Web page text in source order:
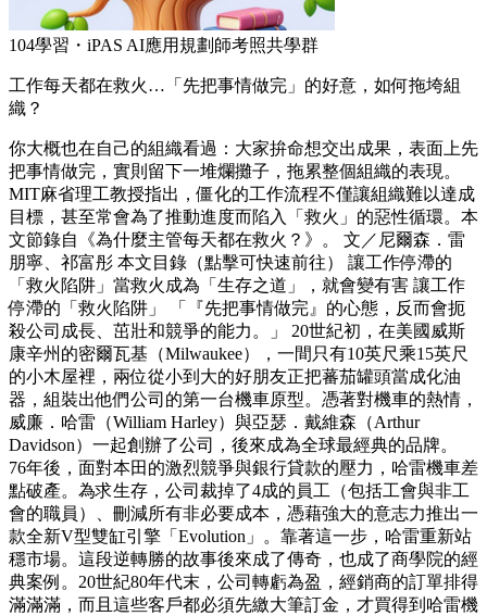
104學習・iPAS AI應用規劃師考照共學群
工作每天都在救火…「先把事情做完」的好意，如何拖垮組
織？
你大概也在自己的組織看過：大家拚命想交出成果，表面上先
把事情做完，實則留下一堆爛攤子，拖累整個組織的表現。
MIT麻省理工教授指出，僵化的工作流程不僅讓組織難以達成
目標，甚至常會為了推動進度而陷入「救火」的惡性循環。本
文節錄自《為什麼主管每天都在救火？》。 文／尼爾森．雷
朋寧、祁富彤 本文目錄（點擊可快速前往） 讓工作停滯的
「救火陷阱」當救火成為「生存之道」，就會變有害 讓工作
停滯的「救火陷阱」 「『先把事情做完』的心態，反而會扼
殺公司成長、茁壯和競爭的能力。」 20世紀初，在美國威斯
康辛州的密爾瓦基（Milwaukee），一間只有10英尺乘15英尺
的小木屋裡，兩位從小到大的好朋友正把蕃茄罐頭當成化油
器，組裝出他們公司的第一台機車原型。憑著對機車的熱情，
威廉．哈雷（William Harley）與亞瑟．戴維森（Arthur
Davidson）一起創辦了公司，後來成為全球最經典的品牌。
76年後，面對本田的激烈競爭與銀行貸款的壓力，哈雷機車差
點破產。為求生存，公司裁掉了4成的員工（包括工會與非工
會的職員）、刪減所有非必要成本，憑藉強大的意志力推出一
款全新V型雙缸引擎「Evolution」。靠著這一步，哈雷重新站
穩市場。這段逆轉勝的故事後來成了傳奇，也成了商學院的經
典案例。20世紀80年代末，公司轉虧為盈，經銷商的訂單排得
滿滿滿，而且這些客戶都必須先繳大筆訂金，才買得到哈雷機